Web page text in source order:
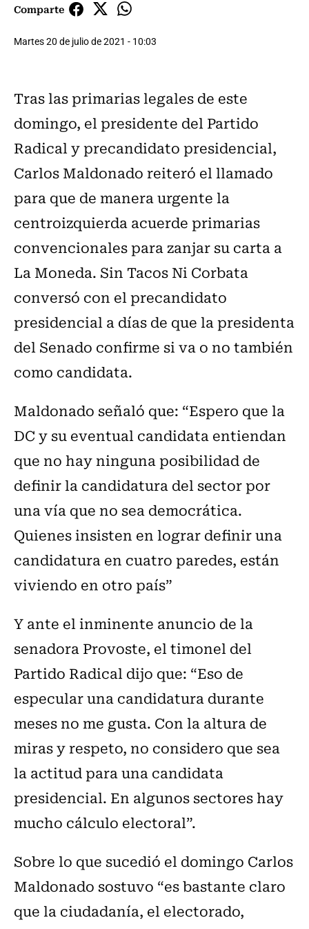
Comparte
Martes 20 de julio de 2021 - 10:03
Tras las primarias legales de este
domingo, el presidente del Partido
Radical y precandidato presidencial,
Carlos Maldonado reiteró el llamado
para que de manera urgente la
centroizquierda acuerde primarias
convencionales para zanjar su carta a
La Moneda. Sin Tacos Ni Corbata
conversó con el precandidato
presidencial a días de que la presidenta
del Senado confirme si va o no también
como candidata.
Maldonado señaló que: “Espero que la
DC y su eventual candidata entiendan
que no hay ninguna posibilidad de
definir la candidatura del sector por
una vía que no sea democrática.
Quienes insisten en lograr definir una
candidatura en cuatro paredes, están
viviendo en otro país”
Y ante el inminente anuncio de la
senadora Provoste, el timonel del
Partido Radical dijo que: “Eso de
especular una candidatura durante
meses no me gusta. Con la altura de
miras y respeto, no considero que sea
la actitud para una candidata
presidencial. En algunos sectores hay
mucho cálculo electoral”.
Sobre lo que sucedió el domingo Carlos
Maldonado sostuvo “es bastante claro
que la ciudadanía, el electorado,